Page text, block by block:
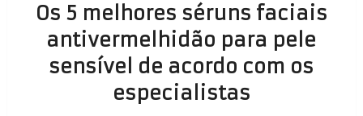
Os 5 melhores séruns faciais
antivermelhidão para pele
sensível de acordo com os
especialistas